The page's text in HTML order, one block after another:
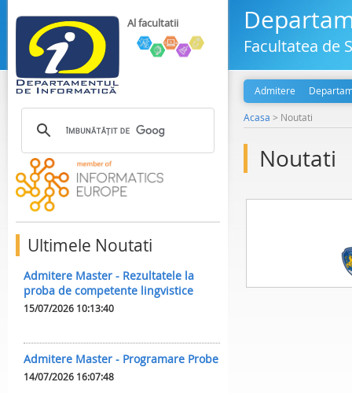
Al facultatii
Ultimele Noutati
Admitere Master - Rezultatele la
proba de competente lingvistice
15/07/2026 10:13:40
Admitere Master - Programare Probe
14/07/2026 16:07:48
Facultatea de
Admitere
Acasa > Noutati
Noutati